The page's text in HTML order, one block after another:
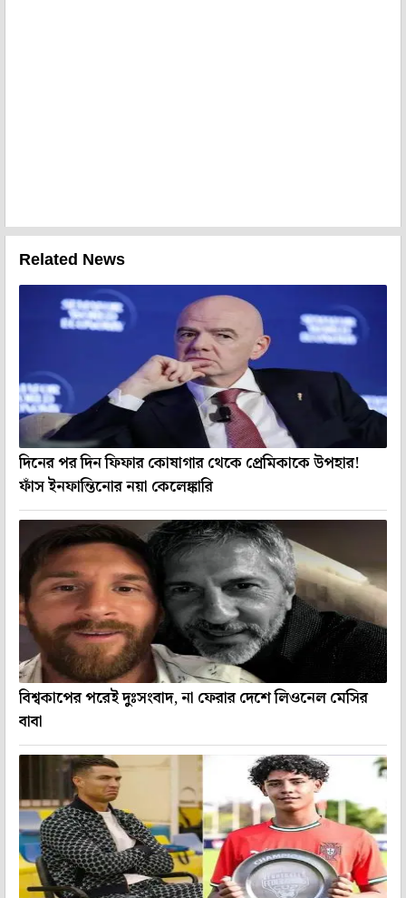
Related News
দিনের পর দিন ফিফার কোষাগার থেকে প্রেমিকাকে উপহার!
ফাঁস ইনফান্তিনোর নয়া কেলেঙ্কারি
বিশ্বকাপের পরেই দুঃসংবাদ, না ফেরার দেশে লিওনেল মেসির
বাবা